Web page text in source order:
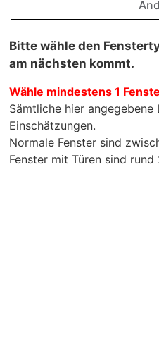
Bitte wähle den
am nächsten kommt.
Wähle mindestens 1
Sämtliche hier
Einschätzungen.
Normale Fenster sind
Fenster mit Türen sind